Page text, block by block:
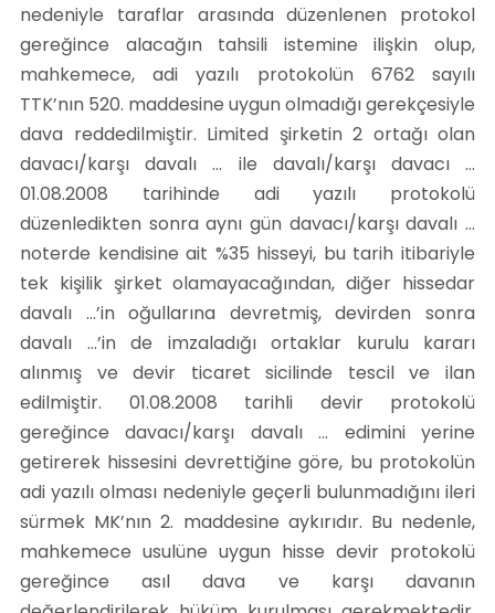
nedeniyle taraflar arasında düzenlenen protokol
gereğince alacağın tahsili istemine ilişkin olup,
mahkemece, adi yazılı protokolün 6762 sayılı
TTK’nın 520. maddesine uygun olmadığı gerekçesiyle
dava reddedilmiştir. Limited şirketin 2 ortağı olan
davacı/karşı davalı … ile davalı/karşı davacı …
01.08.2008 tarihinde adi yazılı protokolü
düzenledikten sonra aynı gün davacı/karşı davalı …
noterde kendisine ait %35 hisseyi, bu tarih itibariyle
tek kişilik şirket olamayacağından, diğer hissedar
davalı …’in oğullarına devretmiş, devirden sonra
davalı …’in de imzaladığı ortaklar kurulu kararı
alınmış ve devir ticaret sicilinde tescil ve ilan
edilmiştir. 01.08.2008 tarihli devir protokolü
gereğince davacı/karşı davalı … edimini yerine
getirerek hissesini devrettiğine göre, bu protokolün
adi yazılı olması nedeniyle geçerli bulunmadığını ileri
sürmek MK’nın 2. maddesine aykırıdır. Bu nedenle,
mahkemece usulüne uygun hisse devir protokolü
gereğince asıl dava ve karşı davanın